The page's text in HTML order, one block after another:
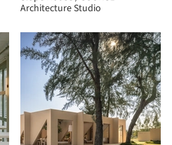
Architecture Studio